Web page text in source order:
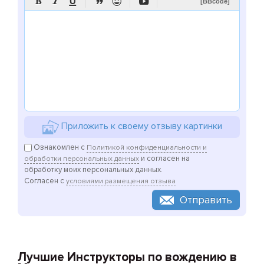
Приложить к своему отзыву картинки
Ознакомлен с Политикой конфиденциальности и
обработки персональных данных и согласен на
обработку моих персональных данных.
Согласен с условиями размещения отзыва
Отправить
Лучшие Инструкторы по вождению в